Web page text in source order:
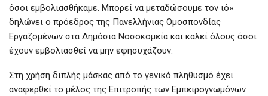
όσοι εμβολιασθήκαμε. Μπορεί να μεταδώσουμε τον ιό»
δηλώνει ο πρόεδρος της Πανελλήνιας Ομοσπονδίας
Εργαζομένων στα Δημόσια Νοσοκομεία και καλεί όλους όσοι
έχουν εμβολιασθεί να μην εφησυχάζουν.
Στη χρήση διπλής μάσκας από το γενικό πληθυσμό έχει
αναφερθεί το μέλος της Επιτροπής των Εμπειρογνωμόνων